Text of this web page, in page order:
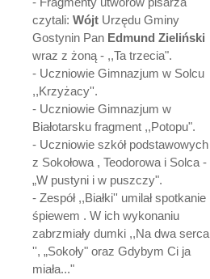
czytali: Wójt Urzędu Gminy
Gostynin Pan Edmund Zieliński
wraz z żoną - ,,Ta trzecia".
- Uczniowie Gimnazjum w Solcu
,,Krzyżacy''.
- Uczniowie Gimnazjum w
Białotarsku fragment ,,Potopu".
- Uczniowie szkół podstawowych
z Sokołowa , Teodorowa i Solca -
„W pustyni i w puszczy".
- Zespół ,,Białki'' umilał spotkanie
śpiewem . W ich wykonaniu
zabrzmiały dumki ,,Na dwa serca
'', „Sokoły" oraz Gdybym Ci ja
miała..."